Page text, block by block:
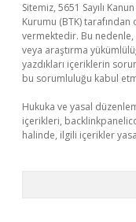
Sitemiz, 5651 Sayılı
Kurumu (BTK) tarafından
vermektedir. Bu
veya araştırma
yazdıkları içeriklerin
bu sorumluluğu kabul
Hukuka ve yasal
içerikleri,
halinde, ilgili içerikler